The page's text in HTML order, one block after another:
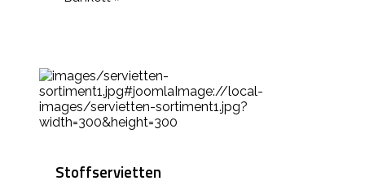
Stoffservietten